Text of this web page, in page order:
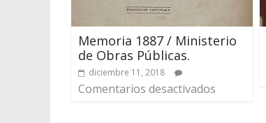
Memoria 1887 / Ministerio
de Obras Públicas.
diciembre 11, 2018
Comentarios desactivados